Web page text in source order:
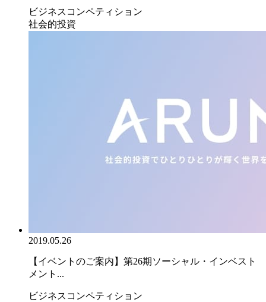
ビジネスコンペティション
社会的投資
2019.05.26
【イベントのご案内】第26期ソーシャル・インベスト
メント...
ビジネスコンペティション